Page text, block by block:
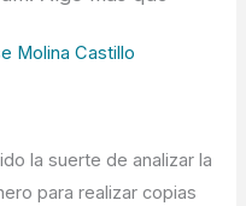
Molina Castillo
la suerte de analizar la
para realizar copias